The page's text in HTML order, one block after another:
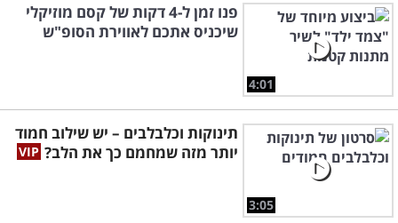
4:01
פנו זמן ל-4 דקות של קסם מוזיקלי
שיכניס אתכם לאווירת הסופ"ש
3:05
תינוקות וכלבלבים – יש שילוב חמוד
יותר מזה שמחמם כך את הלב?